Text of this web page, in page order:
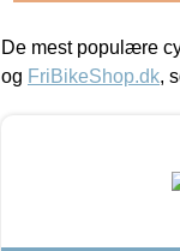
De mest populære
og FriBikeShop.dk,